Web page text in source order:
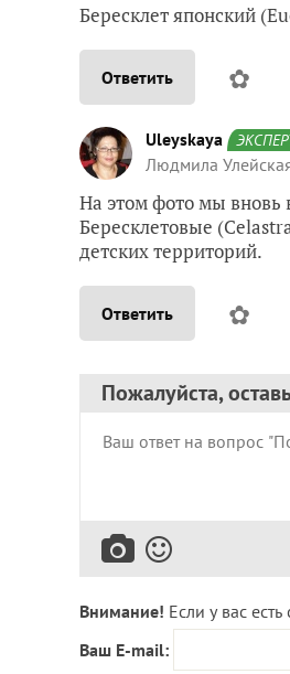
Бересклет японский
Ответить ✿
Uleyskaya
Людмила
На этом фото мы вновь
Бересклетовые
детских территорий.
Ответить ✿
Пожалуйста,
Внимание! Если у вас
Ваш E-mail: